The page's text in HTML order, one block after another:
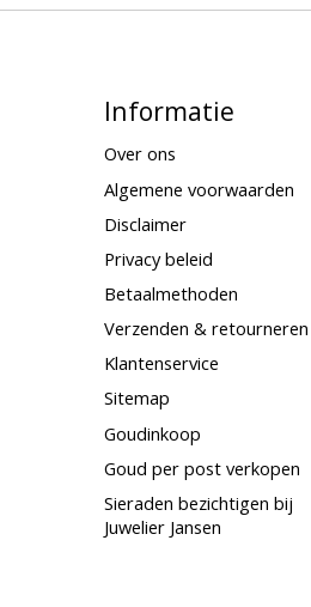
Informatie
Over ons
Algemene voorwaarden
Disclaimer
Privacy beleid
Betaalmethoden
Verzenden & retourneren
Klantenservice
Sitemap
Goudinkoop
Goud per post verkopen
Sieraden bezichtigen bij
Juwelier Jansen